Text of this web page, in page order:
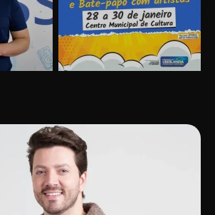
prosa de valor” é o tema da roda de
com o diretor e a produtora do
espetáculo Bárbara
sucesso absoluto em 2025
Senac em Uberlândia oferece curso gratuito
de Tricologia e Terapia Capilar